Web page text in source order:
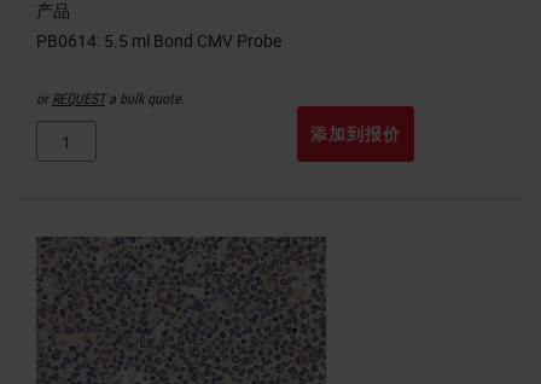
产品
orREQUESTa bulk quote.
添加到报价